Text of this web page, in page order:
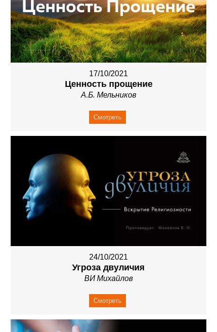
17/10/2021
Ценность прощение
А.Б. Мельников
Смотреть
24/10/2021
Угроза двуличия
ВИ Михайлов
Смотреть